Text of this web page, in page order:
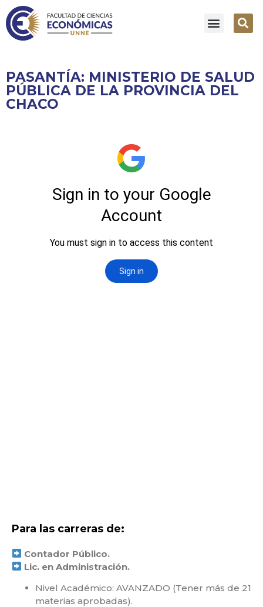
Para las carreras de:
Contador Público.
Lic. en Administración.
Nivel Académico: AVANZADO (Tener más de 21
materias aprobadas).
PASANTÍA: MINISTERIO DE SALUD
PÚBLICA DE LA PROVINCIA DEL
CHACO